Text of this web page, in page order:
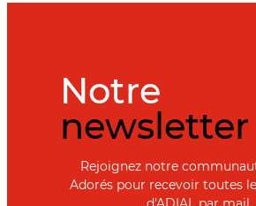
Notre
newsletter
Rejoignez notre
Adorés pour recevoir toutes